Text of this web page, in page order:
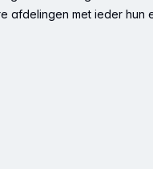
afdelingen met ieder